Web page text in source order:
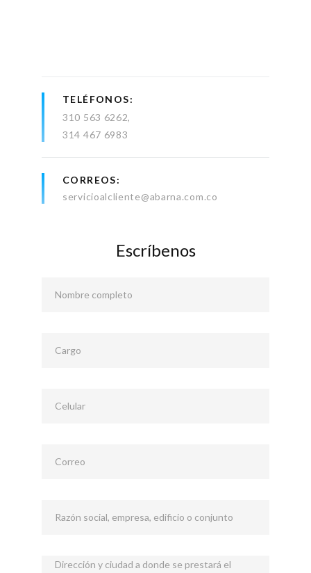
TELÉFONOS
310 563 6262
314 467 6983
CORREOS
servicioalcliente@abarna.com.co
Escríbenos
Nombre completo
Cargo
Celular
Correo
Razón social, empresa, edificio o conjunto
Dirección y ciudad a donde se prestará el